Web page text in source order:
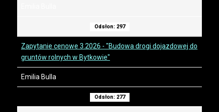
Odsłon: 297
Zapytanie cenowe 3.2026 - "Budowa drogi dojazdowej do
gruntów rolnych w Bytkowie"
Emilia Bulla
Odsłon: 277